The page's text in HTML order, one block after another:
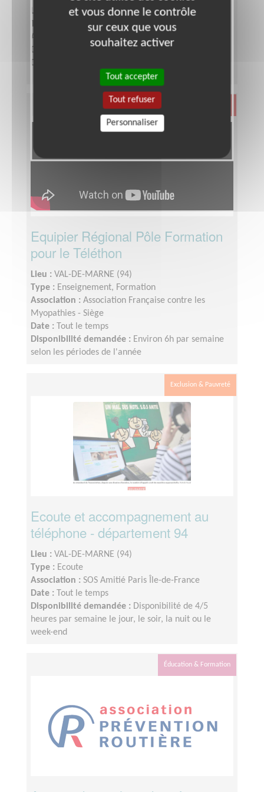
Lieu :
CHAMPIGNY SUR MARNE (94500)
Accompagnement social, Maraude
Association :
SNL Val de Marne
Date :
Disponibilité demandée :
Equipier Régional Pôle Formation
pour le Téléthon
Lieu : VAL-DE-MARNE (94)
Type : Enseignement, Formation
Association : Association Française contre les
Myopathies - Siège
Date :
Tout le temps
Disponibilité demandée : Environ 6h par semaine
selon les périodes de l'année
Exclusion & Pauvreté
Ecoute et accompagnement au
téléphone - département 94
Lieu : VAL-DE-MARNE (94)
Type : Ecoute
Association : SOS Amitié Paris Île-de-France
Date :
Tout le temps
Disponibilité demandée : Disponibilité de 4/5
heures par semaine le jour, le soir, la nuit ou le
week-end
Éducation & Formation
et vous donne le contrôle
sur ceux que vous
souhaitez activer
Tout accepter
Tout refuser
Personnaliser